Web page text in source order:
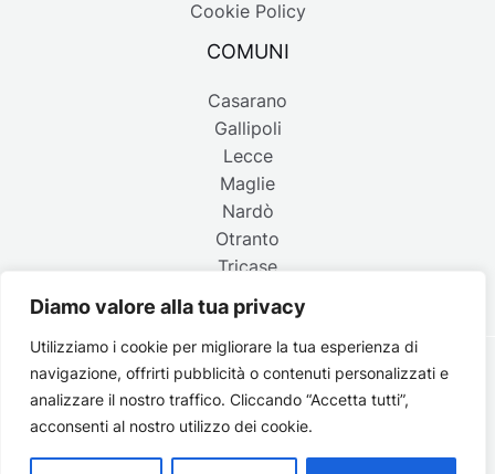
Diamo valore alla tua privacy
Utilizziamo i cookie per migliorare la tua esperienza di
navigazione, offrirti pubblicità o contenuti personalizzati e
analizzare il nostro traffico. Cliccando “Accetta tutti”,
acconsenti al nostro utilizzo dei cookie.
Cookie Policy
COMUNI
Casarano
Gallipoli
Lecce
Maglie
Nardò
Otranto
Tricase
Copyright © 2026 Belpaese | Periodico d'informazione del
Salento - P.IVA 4637850753 - Testata registrata il 18 gennaio